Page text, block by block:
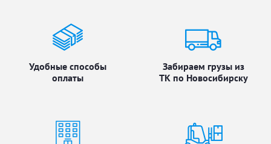
Удобные способы
оплаты
Забираем грузы из
ТК по Новосибирску